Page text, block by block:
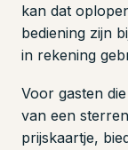
kan dat
bediening zijn
in rekening
Voor gasten
van een
prijskaartje,